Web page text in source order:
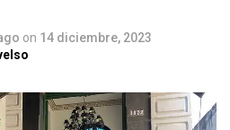
on 14 diciembre, 2023